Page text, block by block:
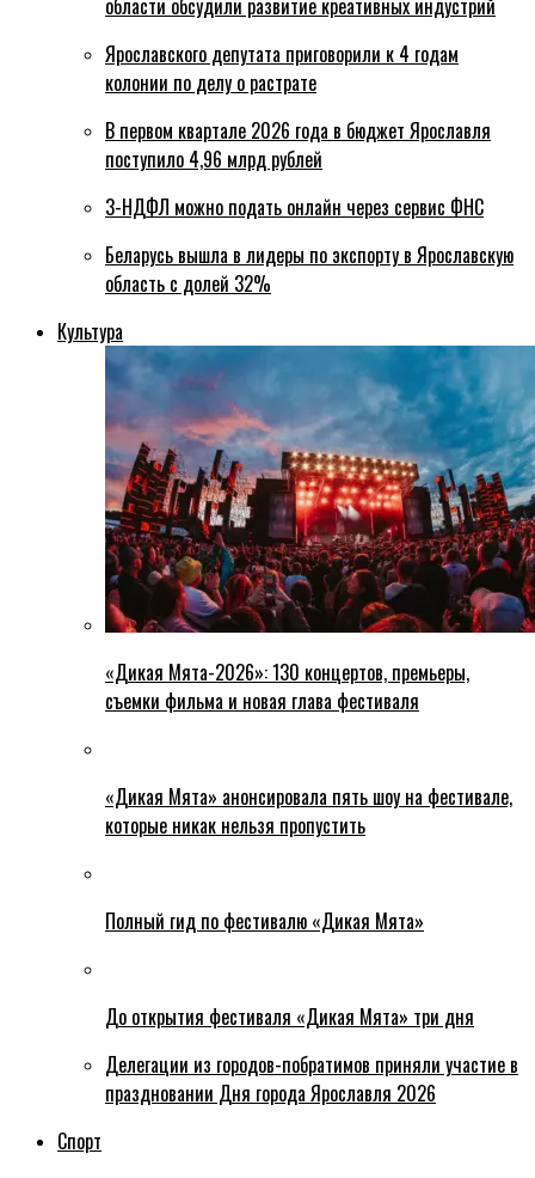
области обсудили развитие креативных индустрий
Ярославского депутата приговорили к 4 годам
колонии по делу о растрате
В первом квартале 2026 года в бюджет Ярославля
поступило 4,96 млрд рублей
3-НДФЛ можно подать онлайн через сервис ФНС
Беларусь вышла в лидеры по экспорту в Ярославскую
область с долей 32%
Культура
«Дикая Мята-2026»: 130 концертов, премьеры,
съемки фильма и новая глава фестиваля
«Дикая Мята» анонсировала пять шоу на фестивале,
которые никак нельзя пропустить
Полный гид по фестивалю «Дикая Мята»
До открытия фестиваля «Дикая Мята» три дня
Делегации из городов-побратимов приняли участие в
праздновании Дня города Ярославля 2026
Спорт